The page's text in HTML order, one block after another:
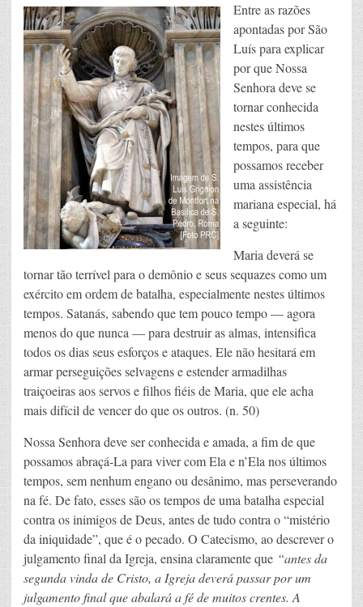
Entre as razões
apontadas por São
Luís para explicar
por que Nossa
Senhora deve se
tornar conhecida
nestes últimos
tempos, para que
possamos receber
uma assistência
mariana especial, há
a seguinte:
Maria deverá se
tornar tão terrível para o demônio e seus sequazes como um
exército em ordem de batalha, especialmente nestes últimos
tempos. Satanás, sabendo que tem pouco tempo — agora
menos do que nunca — para destruir as almas, intensifica
todos os dias seus esforços e ataques. Ele não hesitará em
armar perseguições selvagens e estender armadilhas
traiçoeiras aos servos e filhos fiéis de Maria, que ele acha
mais difícil de vencer do que os outros. (n. 50)
Nossa Senhora deve ser conhecida e amada, a fim de que
possamos abraçá-La para viver com Ela e n’Ela nos últimos
tempos, sem nenhum engano ou desânimo, mas perseverando
na fé. De fato, esses são os tempos de uma batalha especial
contra os inimigos de Deus, antes de tudo contra o “mistério
da iniquidade”, que é o pecado. O Catecismo, ao descrever o
julgamento final da Igreja, ensina claramente que “antes da
segunda vinda de Cristo, a Igreja deverá passar por um
julgamento final que abalará a fé de muitos crentes. A